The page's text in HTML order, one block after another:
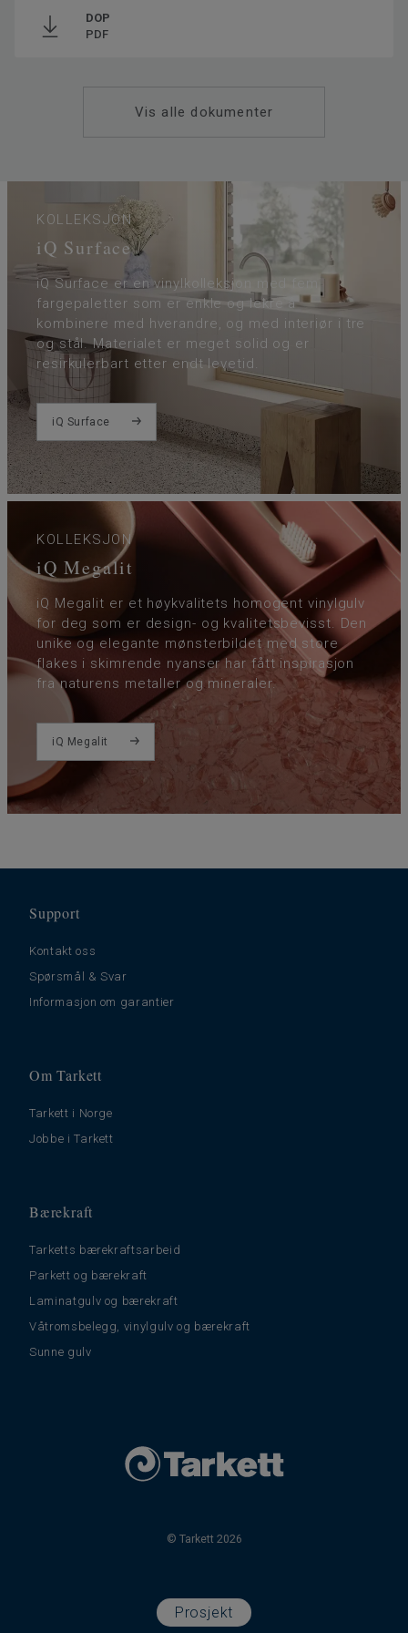
200
DOP
PDF
Vis alle dokumenter
KOLLEKSJON
iQ Surface
iQ Surface er en vinylkolleksjon med fem
fargepaletter som er enkle og lekre å
kombinere med hverandre, og med interiør i tre
og stål. Materialet er meget solid og er
resirkulerbart etter endt levetid.
iQ Surface
KOLLEKSJON
iQ Megalit
iQ Megalit er et høykvalitets homogent vinylgulv
for deg som er design- og kvalitetsbevisst. Den
unike og elegante mønsterbildet med store
flakes i skimrende nyanser har fått inspirasjon
fra naturens metaller og mineraler.
iQ Megalit
Support
Kontakt oss
Spørsmål & Svar
Informasjon om garantier
Om Tarkett
Tarkett i Norge
Jobbe i Tarkett
Bærekraft
Tarketts bærekraftsarbeid
Parkett og bærekraft
Laminatgulv og bærekraft
Våtromsbelegg, vinylgulv og bærekraft
Sunne gulv
© Tarkett 2026
Prosjekt